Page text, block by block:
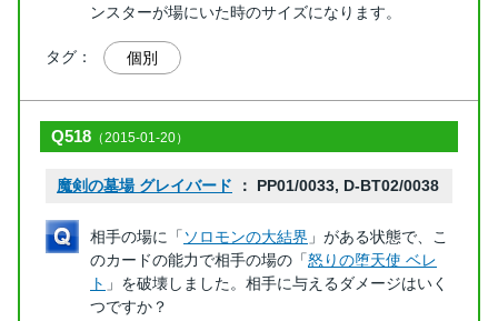
ンスターが場にいた時のサイズになります。
タグ： 個別
Q518 （2015-01-20）
魔剣の墓場 グレイバード ： PP01/0033, D-BT02/0038
相手の場に「 ソロモンの大結界 」がある状態で、こ
のカードの能力で相手の場の「怒りの堕天使 ベレ
ト 」を破壊しました。相手に与えるダメージはいく
つですか？